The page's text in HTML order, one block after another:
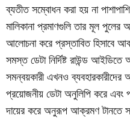
ব্যতীত সম্বোধন করা হয় না
মালিকানা প্রমাণগুলি তার মূল পুলের
আলোচনা করে প্রস্তাবিত হিসাবে
সমস্ত ডেটা নির্দিষ্ট রাউন্ড
সমন্বয়কারী এখনও
প্রয়োজনীয় ডেটা অনুলিপি করে এবং
দায়ের করে অনুরূপ আক্রমণ টানতে